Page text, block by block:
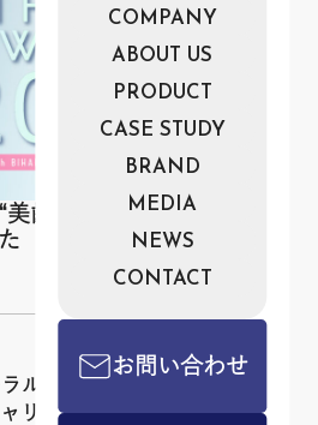
COMPANY
ABOUT US
PRODUCT
CASE STUDY
BRAND
MEDIA
NEWS
CONTACT
お問い合わせ
美歯口AWARD2025”を
ルケア製品サービスを展
リオン（本社：東京都港